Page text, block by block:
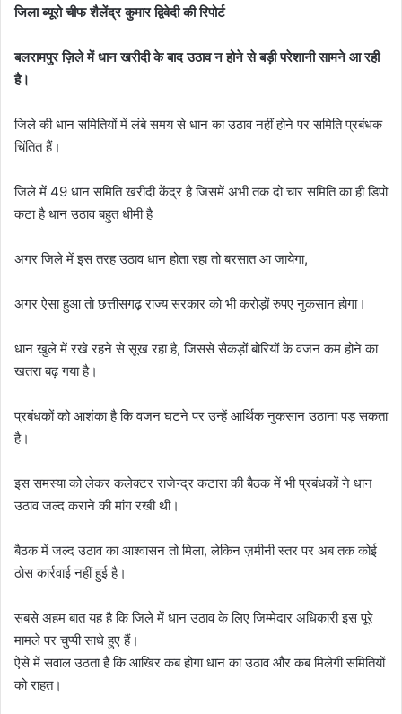
जिला ब्यूरो चीफ शैलेंद्र कुमार द्विवेदी की रिपोर्ट
बलरामपुर ज़िले में धान खरीदी के बाद उठाव न होने से बड़ी परेशानी सामने आ रही
है।
जिले की धान समितियों में लंबे समय से धान का उठाव नहीं होने पर समिति प्रबंधक
चिंतित हैं।
जिले में 49 धान समिति खरीदी केंद्र है जिसमें अभी तक दो चार समिति का ही डिपो
कटा है धान उठाव बहुत धीमी है
अगर जिले में इस तरह उठाव धान होता रहा तो बरसात आ जायेगा,
अगर ऐसा हुआ तो छत्तीसगढ़ राज्य सरकार को भी करोड़ों रुपए नुकसान होगा।
धान खुले में रखे रहने से सूख रहा है, जिससे सैकड़ों बोरियों के वजन कम होने का
खतरा बढ़ गया है।
प्रबंधकों को आशंका है कि वजन घटने पर उन्हें आर्थिक नुकसान उठाना पड़ सकता
है।
इस समस्या को लेकर कलेक्टर राजेन्द्र कटारा की बैठक में भी प्रबंधकों ने धान
उठाव जल्द कराने की मांग रखी थी।
बैठक में जल्द उठाव का आश्वासन तो मिला, लेकिन ज़मीनी स्तर पर अब तक कोई
ठोस कार्रवाई नहीं हुई है।
सबसे अहम बात यह है कि जिले में धान उठाव के लिए जिम्मेदार अधिकारी इस पूरे
मामले पर चुप्पी साधे हुए हैं।
ऐसे में सवाल उठता है कि आखिर कब होगा धान का उठाव और कब मिलेगी समितियों
को राहत।